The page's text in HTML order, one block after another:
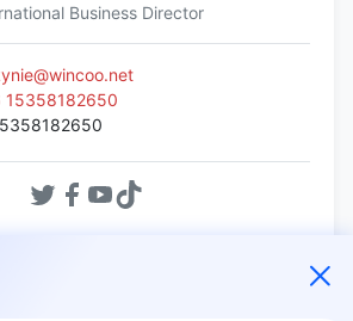
Business Director
15358182650